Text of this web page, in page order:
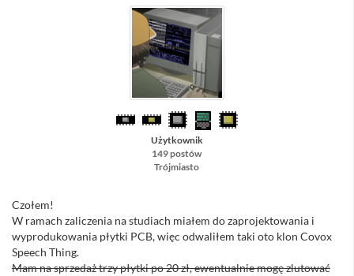
Użytkownik
149 postów
Trójmiasto
Czołem!
W ramach zaliczenia na studiach miałem do zaprojektowania i
wyprodukowania płytki PCB, więc odwaliłem taki oto klon Covox
Speech Thing.
Mam na sprzedaż trzy płytki po 20 zł, ewentualnie mogę zlutować